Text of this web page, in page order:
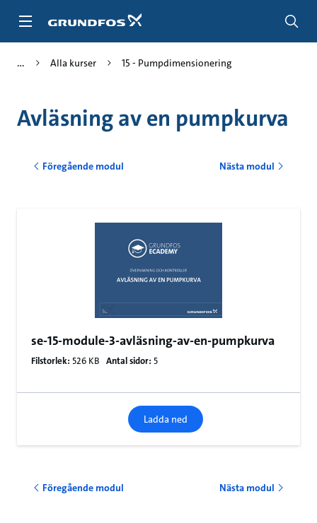
Alla kurser 15 - Pumpdimensionering
Avläsning av en pumpkurva
Föregående modul Nästa modul
se-15-module-3-avläsning-av-en-pumpkurva
Filstorlek: 526 KB Antal sidor: 5
Ladda ned
Föregående modul Nästa modul